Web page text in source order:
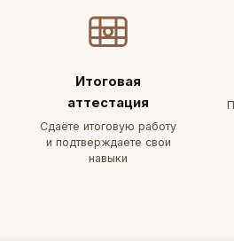
Итоговая
аттестация
Сдаёте итоговую работу
и подтверждаете свои
навыки